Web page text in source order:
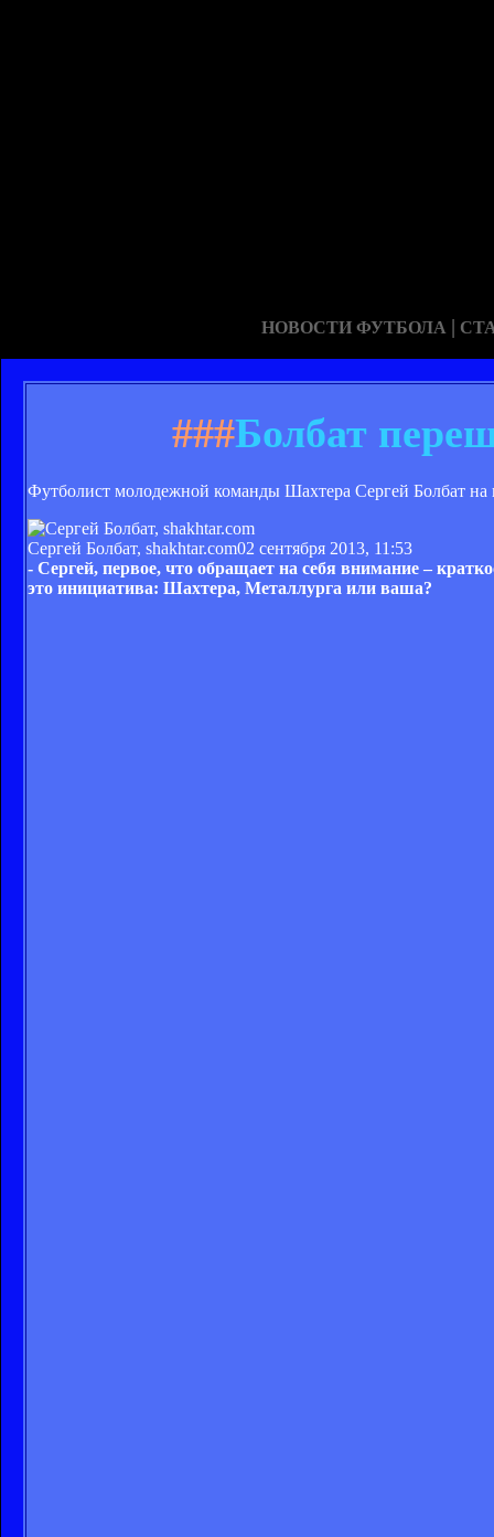
НОВОСТИ ФУТБОЛА |
###Болбат
Футболист молодежной команды Шахтера Сергей Болбат
Сергей Болбат, shakhtar.com02 сентября 2013, 11:53
- Сергей, первое, что обращает на себя внимание –
это инициатива: Шахтера, Металлурга или ваша?